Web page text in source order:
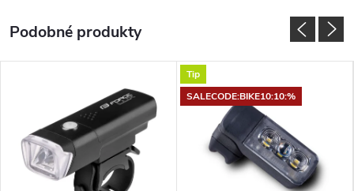
Tip
SALECODE:BIKE10:10:%